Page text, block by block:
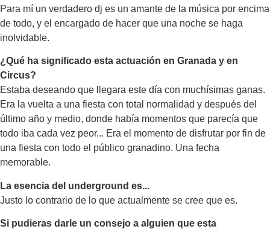
Del
Mes
Para mí un verdadero dj es un amante de la música por encima
de todo, y el encargado de hacer que una noche se haga
inolvidable.
¿Qué ha significado esta actuación en Granada y en
Circus?
Estaba deseando que llegara este día con muchísimas ganas.
Era la vuelta a una fiesta con total normalidad y después del
último año y medio, donde había momentos que parecía que
todo iba cada vez peor... Era el momento de disfrutar por fin de
una fiesta con todo el público granadino. Una fecha
memorable.
La esencia del underground es...
Justo lo contrario de lo que actualmente se cree que es.
Si pudieras darle un consejo a alguien que esta